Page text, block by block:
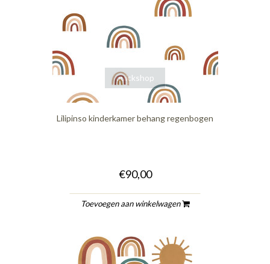
quickshop
Lilipinso kinderkamer behang regenbogen
€90,00
Toevoegen aan winkelwagen